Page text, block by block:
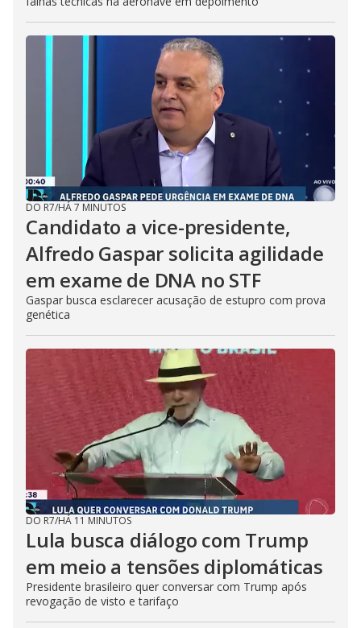
DO R7/HÁ 7 MINUTOS
Candidato a vice-presidente,
Alfredo Gaspar solicita agilidade
em exame de DNA no STF
Gaspar busca esclarecer acusação de estupro com prova
genética
DO R7/HÁ 11 MINUTOS
Lula busca diálogo com Trump
em meio a tensões diplomáticas
Presidente brasileiro quer conversar com Trump após
revogação de visto e tarifaço